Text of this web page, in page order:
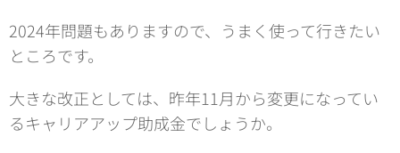
2024年問題もありますので、うまく使って行きたい
ところです。
大きな改正としては、昨年11月から変更になってい
るキャリアアップ助成金でしょうか。